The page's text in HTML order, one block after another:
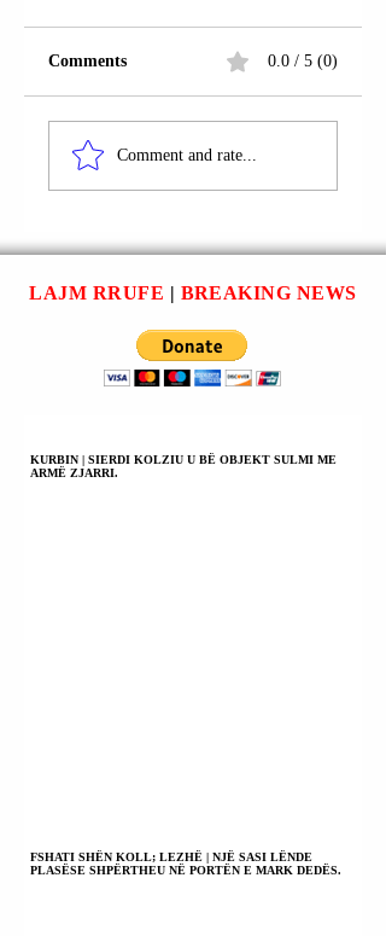
RRUGA “ZYLFIJE
GASHI”; LIPJAN |
(BYTYÇI) U
ARRESTUAN;
SULM FIZIK.
Comments 0.0 / 5 (0)
Comment and rate...
LAJM RRUFE | BREAKING NEWS
KURBIN | SIERDI KOLZIU U BË OBJEKT SULMI ME
ARMË ZJARRI.
FSHATI SHËN KOLL; LEZHË | NJË SASI LËNDE
PLASËSE SHPËRTHEU NË PORTËN E MARK DEDËS.